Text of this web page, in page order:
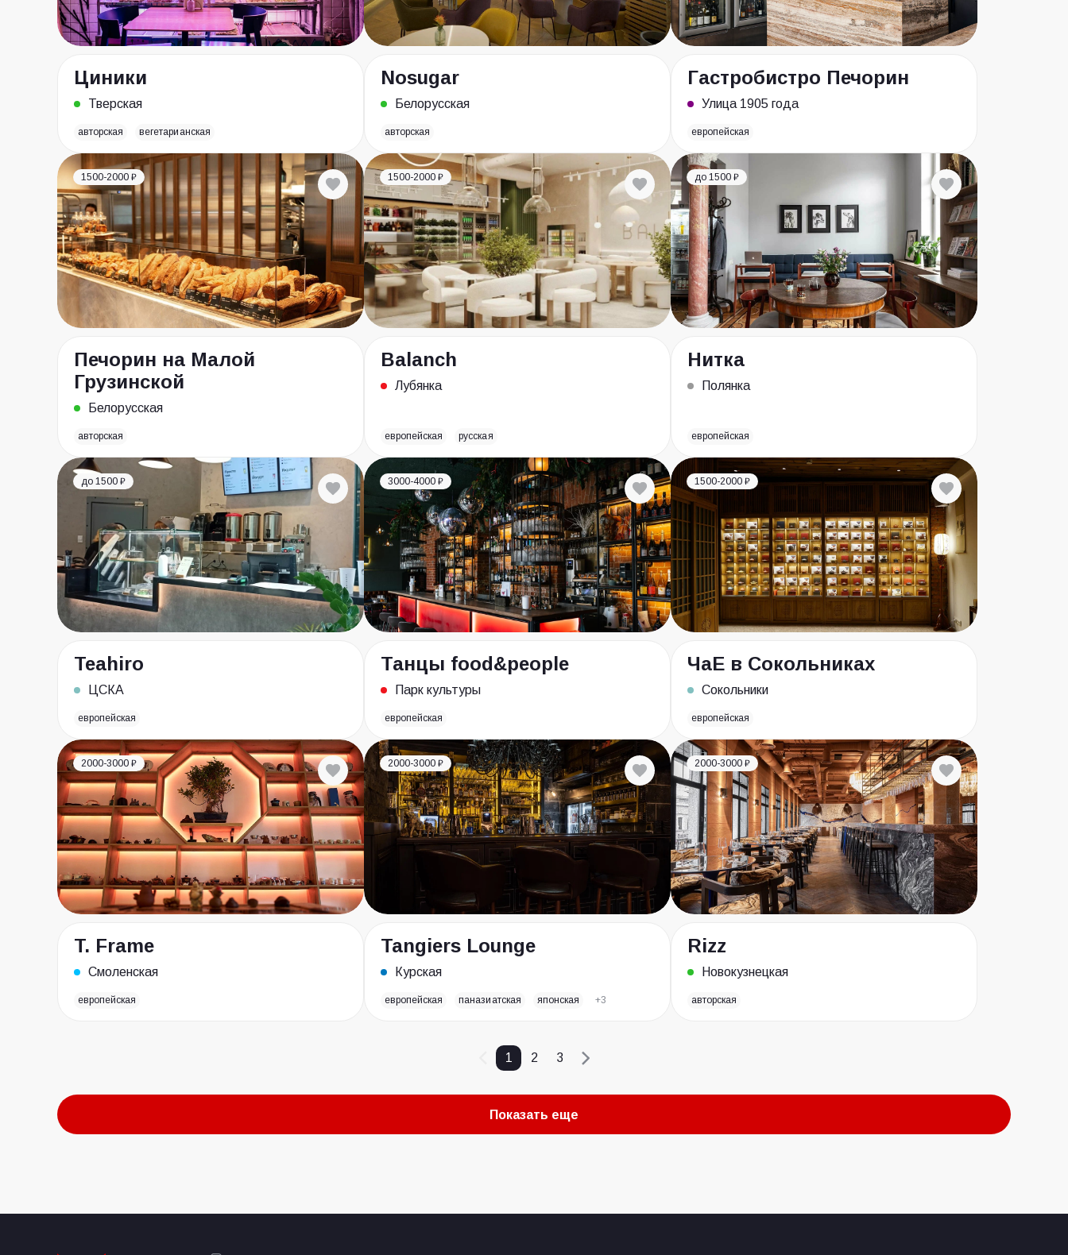
Циники
Тверская
авторская вегетарианская
Nosugar
Белорусская
авторская
Гастробистро Печорин
Улица 1905 года
европейская
1500-2000 ₽
Печорин на Малой
Грузинской
Белорусская
авторская
1500-2000 ₽
Balanch
Лубянка
европейская русская
до 1500 ₽
Нитка
Полянка
европейская
до 1500 ₽
Teahiro
ЦСКА
европейская
3000-4000 ₽
Танцы food&people
Парк культуры
европейская
1500-2000 ₽
ЧаЕ в Сокольниках
Сокольники
европейская
2000-3000 ₽
T. Frame
Смоленская
европейская
2000-3000 ₽
Tangiers Lounge
Курская
европейская паназиатская японская +3
2000-3000 ₽
Rizz
Новокузнецкая
авторская
1 2 3
Показать еще